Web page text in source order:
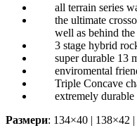
all terrain series
the ultimate
well as behind the
3 stage hybrid
super durable 13
enviromental
Triple Concave
extremely durable
Размери: 134×40 | 138×42